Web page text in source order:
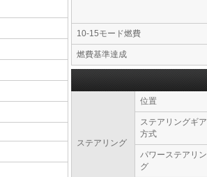
10-15モード燃費
燃費基準達成
ステアリング
位置
ステアリングギア
方式
パワーステアリン
グ